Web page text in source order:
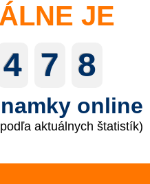
JE
4 7 8
online
aktuálnych štatistík)